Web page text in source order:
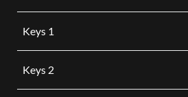
Keys 1
Keys 2